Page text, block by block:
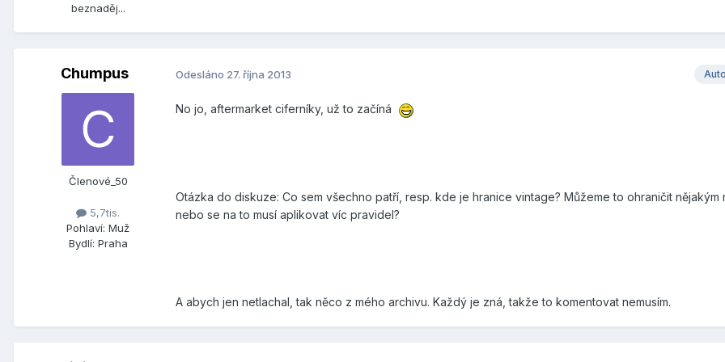
beznaděj...
Chumpus
Členové_50
5,7tis.
Pohlaví: Muž
Bydlí: Praha
Odesláno 27. října 2013
No jo, aftermarket ciferníky, už to začíná
Otázka do diskuze: Co sem všechno patří, resp. kde je hranice vintage? Můžeme to ohraničit nějakým
nebo se na to musí aplikovat víc pravidel?
A abych jen netlachal, tak něco z mého archivu. Každý je zná, takže to komentovat nemusím.